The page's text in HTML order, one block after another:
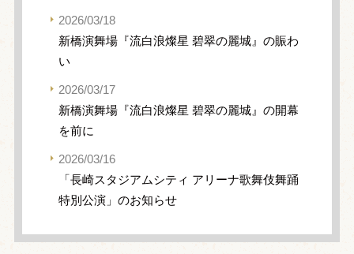
2026/03/18
新橋演舞場『流白浪燦星 碧翠の麗城』の賑わ
い
2026/03/17
新橋演舞場『流白浪燦星 碧翠の麗城』の開幕
を前に
2026/03/16
「長崎スタジアムシティ アリーナ歌舞伎舞踊
特別公演」のお知らせ